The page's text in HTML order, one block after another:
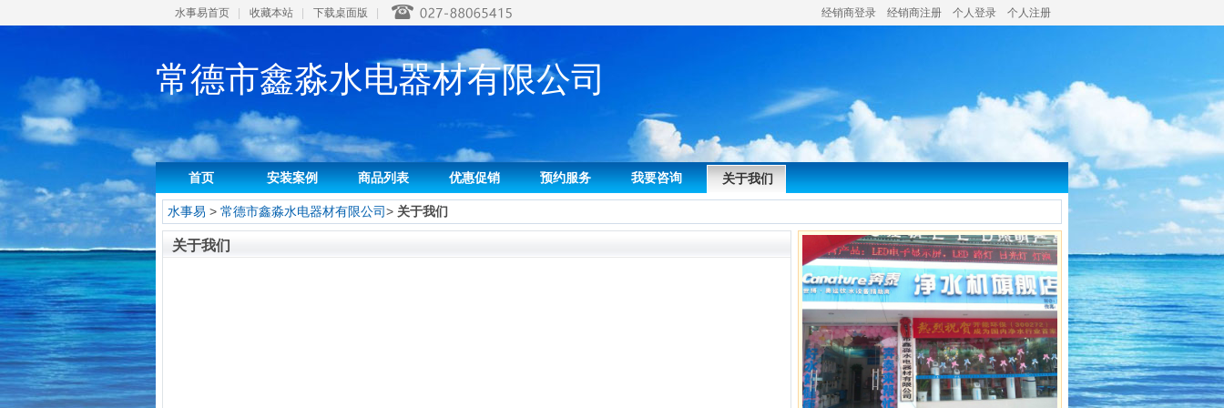
水事易首页 收藏本站 下载桌面版 经销商登录 经销商注册 个人登录 个人注册
常德市鑫淼水电器材有限公司
首页 安装案例 商品列表 优惠促销 预约服务 我要咨询 关于我们
水事易 > 常德市鑫淼水电器材有限公司> 关于我们
关于我们